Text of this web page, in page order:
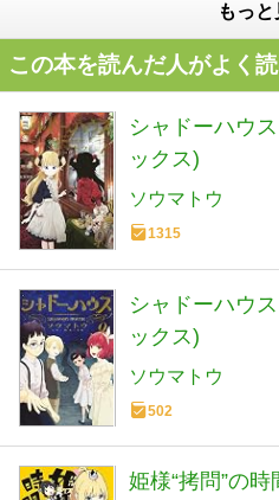
もっと
この本を読んだ人がよく
シャドーハウ
ックス)
ソウマトウ
1315
シャドーハウ
ックス)
ソウマトウ
502
姫様“拷問”の